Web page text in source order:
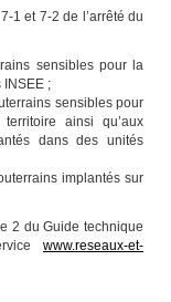
1 et 7-2 de l’arrêté du
sensibles pour la
;
sensibles pour
ainsi qu’aux
dans des unités
implantés sur
2 du Guide technique
www.reseaux-et-